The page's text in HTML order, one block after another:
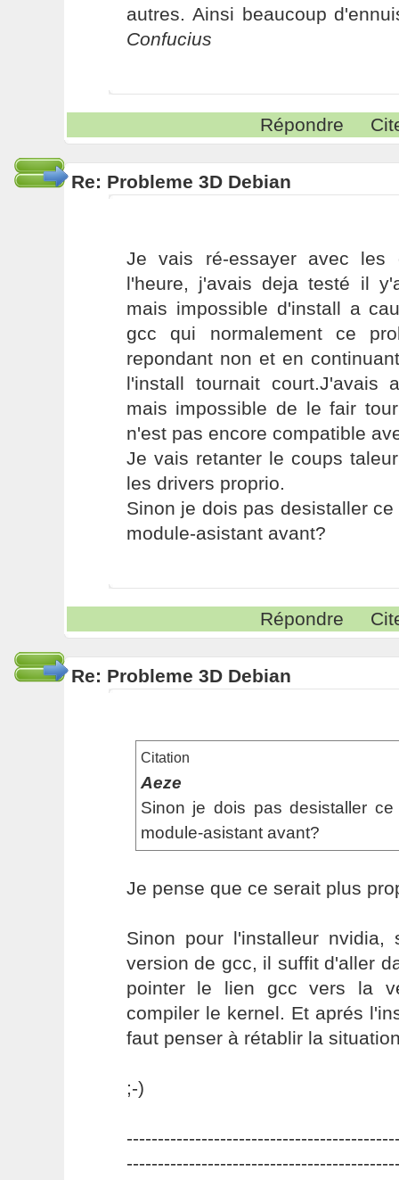
autres. Ainsi beaucoup
Confucius
Répondre
Re: Probleme 3D Debian
Je vais ré-essayer avec les
l'heure, j'avais deja testé il
mais impossible d'install a
gcc qui normalement ce
repondant non et en
l'install tournait court.J'avais
mais impossible de le fair
n'est pas encore compatible
Je vais retanter le coups
les drivers proprio.
Sinon je dois pas desistaller
module-asistant avant?
Répondre
Re: Probleme 3D Debian
Citation
Aeze
Sinon je dois pas desistaller
module-asistant avant?
Je pense que ce serait plus
Sinon pour l'installeur
version de gcc, il suffit d'aller
pointer le lien gcc vers la
compiler le kernel. Et aprés
faut penser à rétablir la
;-)